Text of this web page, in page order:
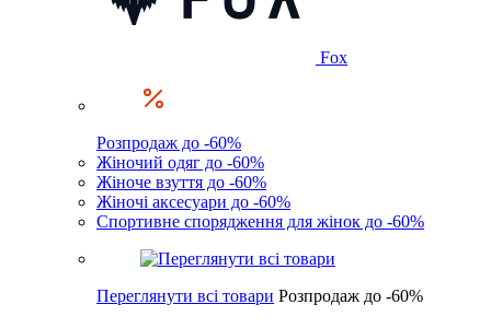
Fox
Розпродаж до -60%
Жіночий одяг до -60%
Жіноче взуття до -60%
Жіночі аксесуари до -60%
Спортивне спорядження для жінок до -60%
Переглянути всі товари Розпродаж до -60%